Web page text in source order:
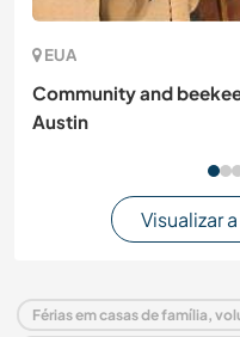
EUA
Community and
Austin
Visualizar
Férias em casas de família,